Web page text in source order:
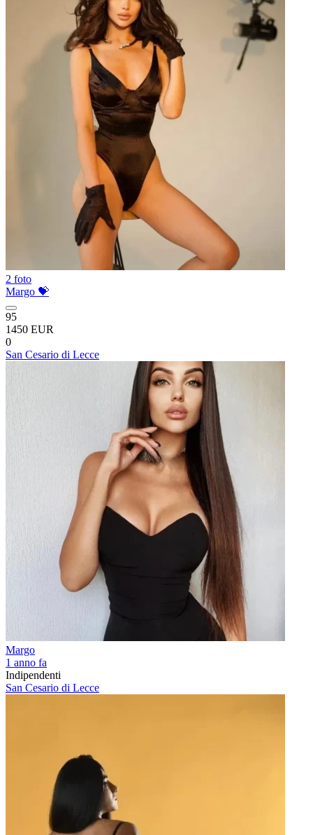
2 foto
Margo 💝
95
1450 EUR
0
San Cesario di Lecce
Margo
1 anno fa
Indipendenti
San Cesario di Lecce